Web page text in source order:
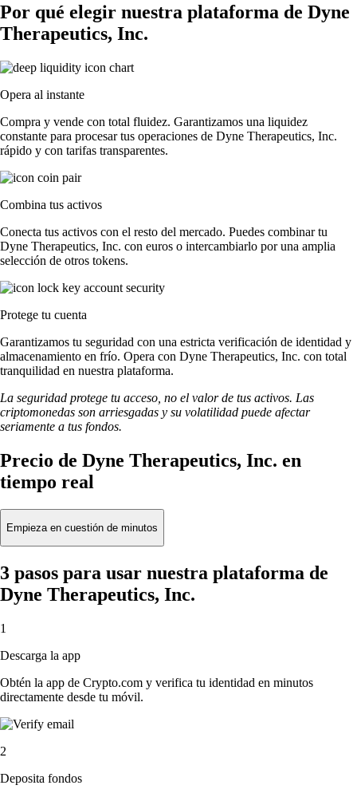
Por qué elegir nuestra plataforma de Dyne
Therapeutics, Inc.
Opera al instante
Compra y vende con total fluidez. Garantizamos una liquidez
constante para procesar tus operaciones de Dyne Therapeutics, Inc.
rápido y con tarifas transparentes.
Combina tus activos
Conecta tus activos con el resto del mercado. Puedes combinar tu
Dyne Therapeutics, Inc. con euros o intercambiarlo por una amplia
selección de otros tokens.
Protege tu cuenta
Garantizamos tu seguridad con una estricta verificación de identidad y
almacenamiento en frío. Opera con Dyne Therapeutics, Inc. con total
tranquilidad en nuestra plataforma.
La seguridad protege tu acceso, no el valor de tus activos. Las
criptomonedas son arriesgadas y su volatilidad puede afectar
seriamente a tus fondos.
Precio de Dyne Therapeutics, Inc. en
tiempo real
Empieza en cuestión de minutos
3 pasos para usar nuestra plataforma de
Dyne Therapeutics, Inc.
1
Descarga la app
Obtén la app de Crypto.com y verifica tu identidad en minutos
directamente desde tu móvil.
2
Deposita fondos